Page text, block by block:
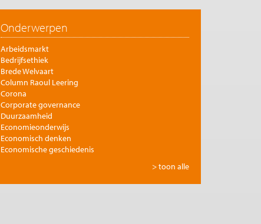
Onderwerpen
Arbeidsmarkt
Bedrijfsethiek
Brede Welvaart
Column Raoul Leering
Corona
Corporate governance
Duurzaamheid
Economieonderwijs
Economisch denken
Economische geschiedenis
Filosofie en economie
> toon alle